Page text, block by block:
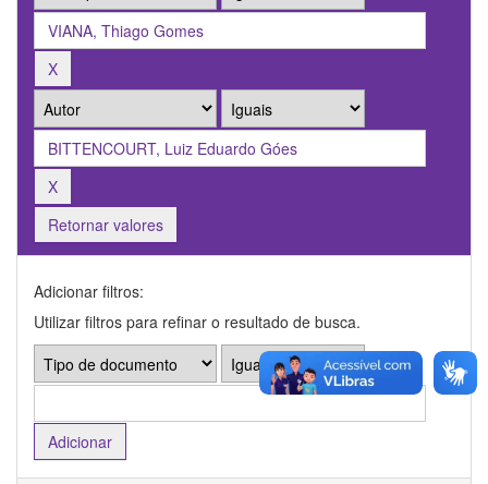
Retornar valores
Adicionar filtros:
Utilizar filtros para refinar o resultado de busca.